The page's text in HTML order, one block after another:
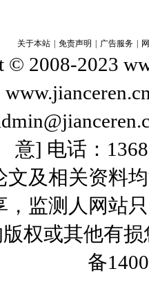
关于本站 免责声明 广告服务
© 2008-2023
意] 电话：
文及相关资料
，监测人网站
权或其他有
备